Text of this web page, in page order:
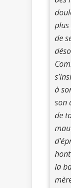
plus
de
à
son
de
la